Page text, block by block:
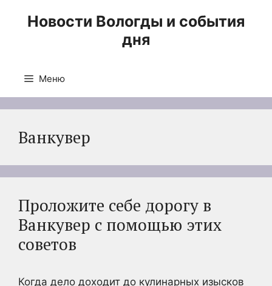
Новости Вологды и события
дня
Меню
Ванкувер
Проложите себе дорогу в
Ванкувер с помощью этих
советов
Когда дело доходит до кулинарных изысков